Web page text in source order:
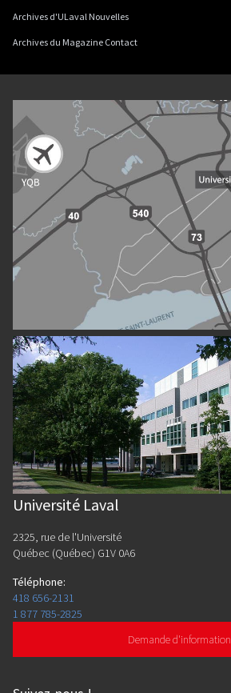
Archives d'ULaval Nouvelles
Archives du Magazine Contact
Université Laval
2325, rue de l'Université
Québec (Québec) G1V 0A6
Téléphone:
418 656-2131
1 877 785-2825
Demande d'information